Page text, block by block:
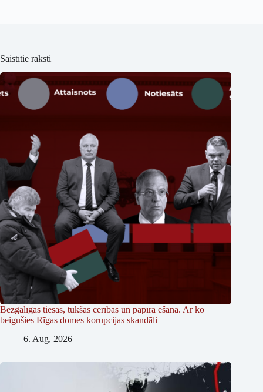
Saistītie raksti
Bezgalīgās tiesas, tukšās cerības un papīra ēšana. Ar ko
beigušies Rīgas domes korupcijas skandāli
6. Aug, 2026